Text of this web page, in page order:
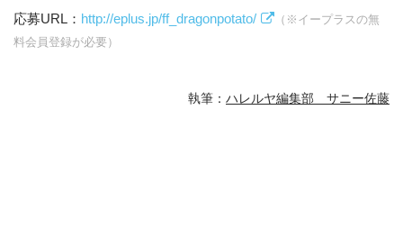
応募URL： http://eplus.jp/ff_dragonpotato/
（※イープラスの無
料会員登録が必要）
執筆： ハレルヤ編集部 サニー佐藤